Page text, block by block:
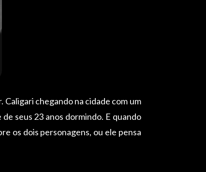
chegando na cidade com um
seus 23 anos dormindo. E quando
os dois personagens, ou ele pensa